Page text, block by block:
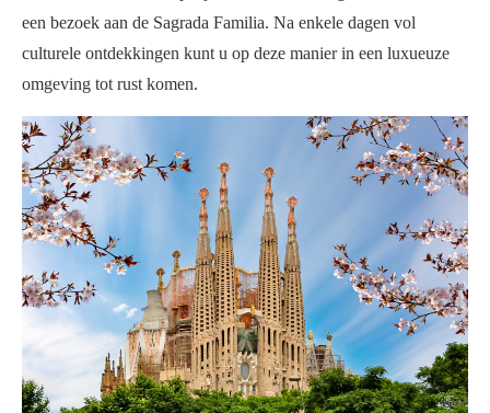
een bezoek aan de Sagrada Familia. Na enkele dagen vol
culturele ontdekkingen kunt u op deze manier in een luxueuze
omgeving tot rust komen.